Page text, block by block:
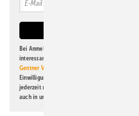
Bei Anmeldung zu diesem Newsletter bin ich
interessante Verlags- und Online-Angebote
Gentner Verlag GmbH & Co. KG
Einwilligung kann ich jederzeit widerrufen und
jederzeit möglich. Informationen zum Umgang
auch in unserer